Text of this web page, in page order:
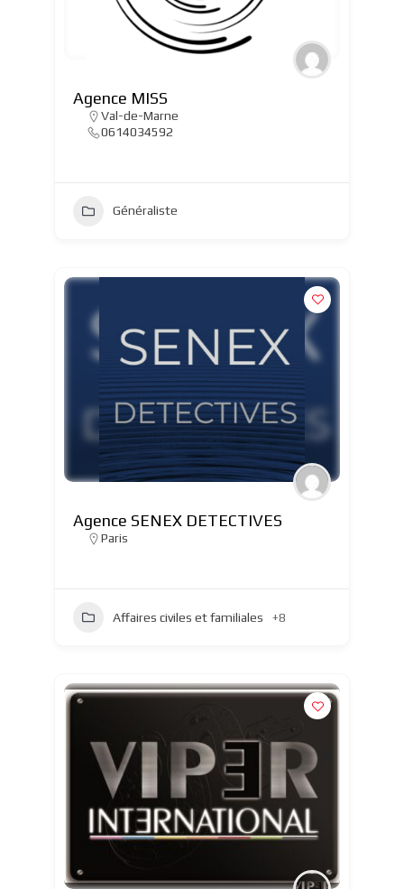
Agence MISS
Val-de-Marne
0614034592
Généraliste
Agence SENEX DETECTIVES
Paris
Affaires civiles et familiales +8